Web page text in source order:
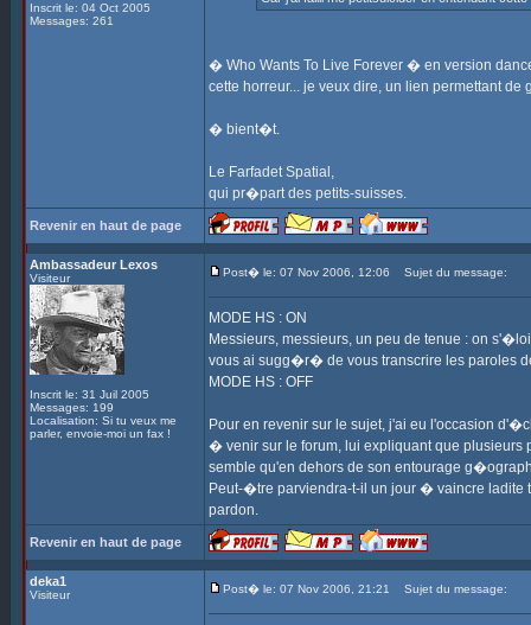
Inscrit le: 04 Oct 2005
Messages: 261
� Who Wants To Live Forever � en version
cette horreur... je veux dire, un lien permettant
� bient�t.
Le Farfadet Spatial,
qui pr�part des petits-suisses.
Revenir en haut de page
Ambassadeur Lexos
Visiteur
Inscrit le: 31 Juil 2005
Messages: 199
Localisation: Si tu veux me
parler, envoie-moi un fax !
Post� le: 07 Nov 2006, 12:06 Sujet du message:
MODE HS : ON
Messieurs, messieurs, un peu de tenue : on
vous ai sugg�r� de vous transcrire les paroles
MODE HS : OFF
Pour en revenir sur le sujet, j'ai eu l'occasion
� venir sur le forum, lui expliquant que
semble qu'en dehors de son entourage
Peut-�tre parviendra-t-il un jour � vaincre ladite
pardon.
Revenir en haut de page
deka1
Visiteur Post� le: 07 Nov 2006, 21:21 Sujet du message: